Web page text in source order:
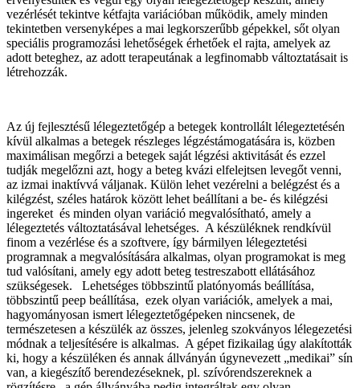
vezérlését tekintve kétfajta variációban működik, amely minden
tekintetben versenyképes a mai legkorszerűbb gépekkel, sőt olyan
speciális programozási lehetőségek érhetőek el rajta, amelyek az
adott beteghez, az adott terapeutának a legfinomabb változtatásait is
létrehozzák.
Az új fejlesztésű lélegeztetőgép a betegek kontrollált lélegeztetésén
kívül alkalmas a betegek részleges légzéstámogatására is, közben
maximálisan megőrzi a betegek saját légzési aktivitását és ezzel
tudják megelőzni azt, hogy a beteg kvázi elfelejtsen levegőt venni,
az izmai inaktívvá váljanak. Külön lehet vezérelni a belégzést és a
kilégzést, széles határok között lehet beállítani a be- és kilégzési
ingereket és minden olyan variáció megvalósítható, amely a
lélegeztetés változtatásával lehetséges. A készüléknek rendkívül
finom a vezérlése és a szoftvere, így bármilyen lélegeztetési
programnak a megvalósítására alkalmas, olyan programokat is meg
tud valósítani, amely egy adott beteg testreszabott ellátásához
szükségesek. Lehetséges többszintű platónyomás beállítása,
többszintű peep beállítása, ezek olyan variációk, amelyek a mai,
hagyományosan ismert lélegeztetőgépeken nincsenek, de
természetesen a készülék az összes, jelenleg szokványos lélegezetési
módnak a teljesítésére is alkalmas. A gépet fizikailag úgy alakították
ki, hogy a készüléken és annak állványán úgynevezett „medikai” sín
van, a kiegészítő berendezéseknek, pl. szívórendszereknek a